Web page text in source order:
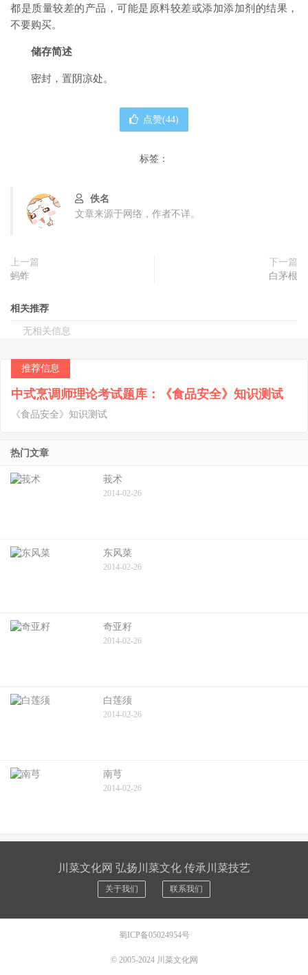
都是质量较差的产品，可能是原料较差或添加添加剂的结果，
不要购买。
储存简述
密封，置阴凉处。
点赞(44)
标签：
佚名
文章来源于网络，作者不详。
上一篇
蚂蚱
下一篇
白茅根
相关推荐
无相关信息
推荐信息
中式烹调师理论考试题库：《食品安全》知识测试
《食品安全》知识测试
热门文章
莪术
2014-02-26
东风菜
2014-02-26
奇亚籽
2014-02-26
白莲须
2014-02-26
南芎
2014-02-26
川菜文化网 弘扬川菜文化 传承川菜技艺
关于我们 联系我们
蜀ICP备05024954号
© 2005-2024 川菜文化网